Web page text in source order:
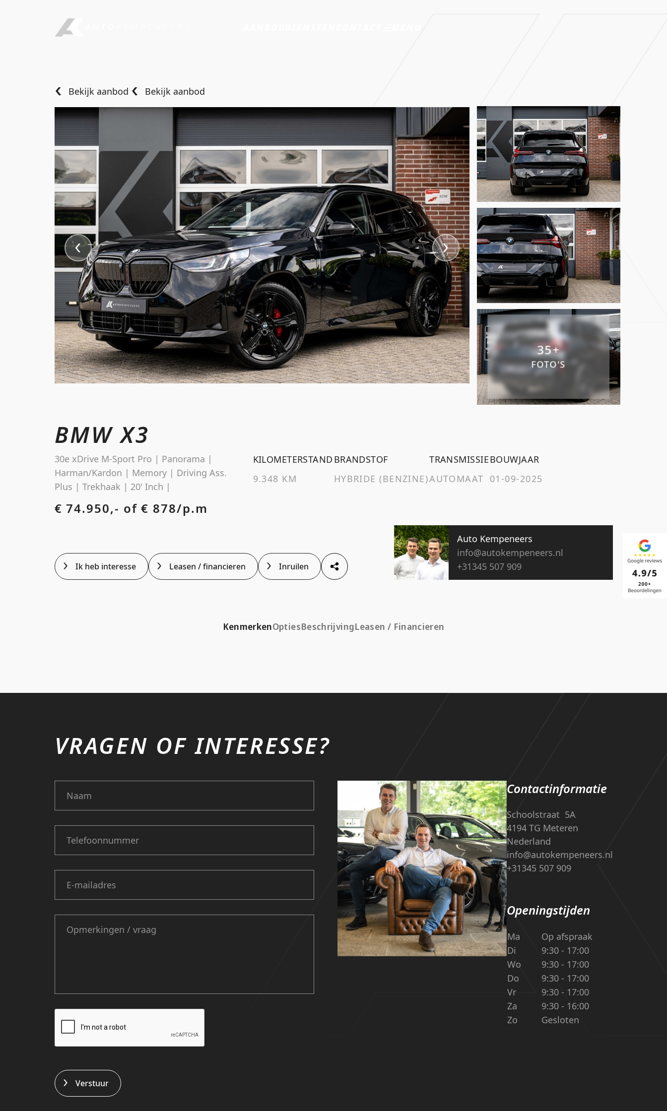
Aanbod
Diensten
Over ons
Verkocht
Contact
info@autokempeneers.nl
+31345 507 909
Schoolstraat 5A
4194 TG Meteren Nederland
Bekijk aanbod Bekijk aanbod
35+
FOTO'S
BMW X3
30e xDrive M-Sport Pro | Panorama |
Harman/Kardon | Memory | Driving Ass.
Plus | Trekhaak | 20' Inch |
€ 74.950,- of€ 878/p.m
KILOMETERSTAND
9.348 KM
BRANDSTOF
HYBRIDE (BENZINE)
TRANSMISSIE
AUTOMAAT
BOUWJAAR
01-09-2025
Ik heb interesse Leasen / financieren Inruilen
Auto Kempeneers
info@autokempeneers.nl
+31345 507 909
KenmerkenOptiesBeschrijvingLeasen / Financieren
VRAGEN OF INTERESSE?
Verstuur
Contactinformatie
Schoolstraat 5A
4194 TG Meteren
Nederland
info@autokempeneers.nl
+31345 507 909
Openingstijden
Ma
Op afspraak
Di
9:30 - 17:00
Wo
9:30 - 17:00
Do
9:30 - 17:00
Vr
9:30 - 17:00
Za
9:30 - 16:00
Zo
Gesloten